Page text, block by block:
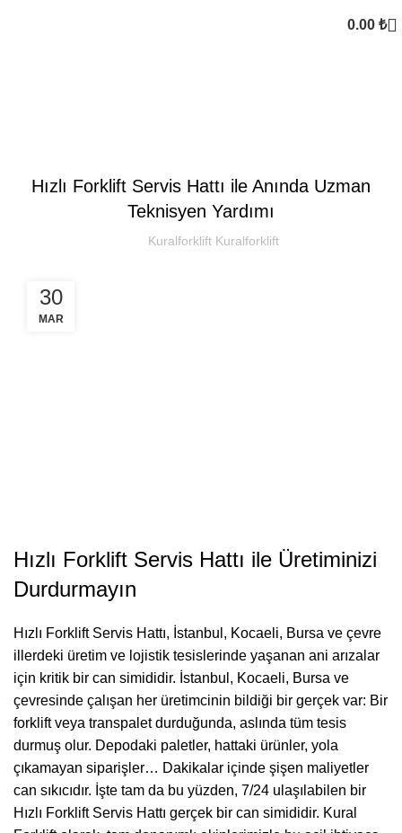
0.00 ₺
Hızlı Forklift Servis Hattı ile Anında Uzman
Teknisyen Yardımı
Kuralforklift Kuralforklift
30
MAR
Hızlı Forklift Servis Hattı ile Üretiminizi
Durdurmayın
Hızlı Forklift Servis Hattı, İstanbul, Kocaeli, Bursa ve çevre
illerdeki üretim ve lojistik tesislerinde yaşanan ani arızalar
için kritik bir can simididir. İstanbul, Kocaeli, Bursa ve
çevresinde çalışan her üretimcinin bildiği bir gerçek var: Bir
forklift veya transpalet durduğunda, aslında tüm tesis
durmuş olur. Depodaki paletler, hattaki ürünler, yola
çıkamayan siparişler… Dakikalar içinde şişen maliyetler
can sıkıcıdır. İşte tam da bu yüzden, 7/24 ulaşılabilen bir
Hızlı Forklift Servis Hattı gerçek bir can simididir. Kural